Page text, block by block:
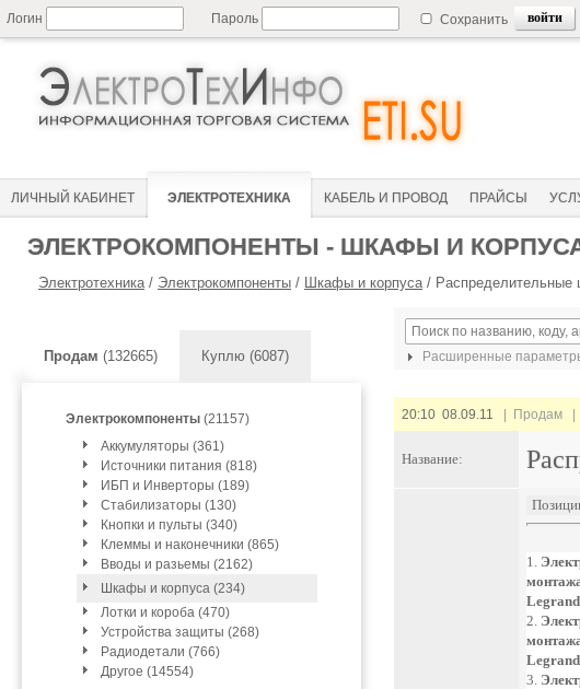
Логин Пароль Сохранить
ЛИЧНЫЙ КАБИНЕТ ЭЛЕКТРОТЕХНИКА КАБЕЛЬ И ПРОВОД ПРАЙСЫ
ЭЛЕКТРОКОМПОНЕНТЫ - ШКАФЫ И
Электротехника/ Электрокомпоненты / Шкафы и корпуса/ Распределительные
Продам (132665) Куплю (6087)
Электрокомпоненты (21157)
Аккумуляторы (361)
Источники питания (818)
ИБП и Инверторы (189)
Стабилизаторы (130)
Кнопки и пульты (340)
Клеммы и наконечники (865)
Вводы и разьемы (2162)
Шкафы и корпуса (234)
Лотки и короба (470)
Устройства защиты (268)
Радиодетали (766)
Другое (14554)
Расширенные
20:10 08.09.11 | Продам |
Название:
1.
Legrand
2.
Legrand
3.